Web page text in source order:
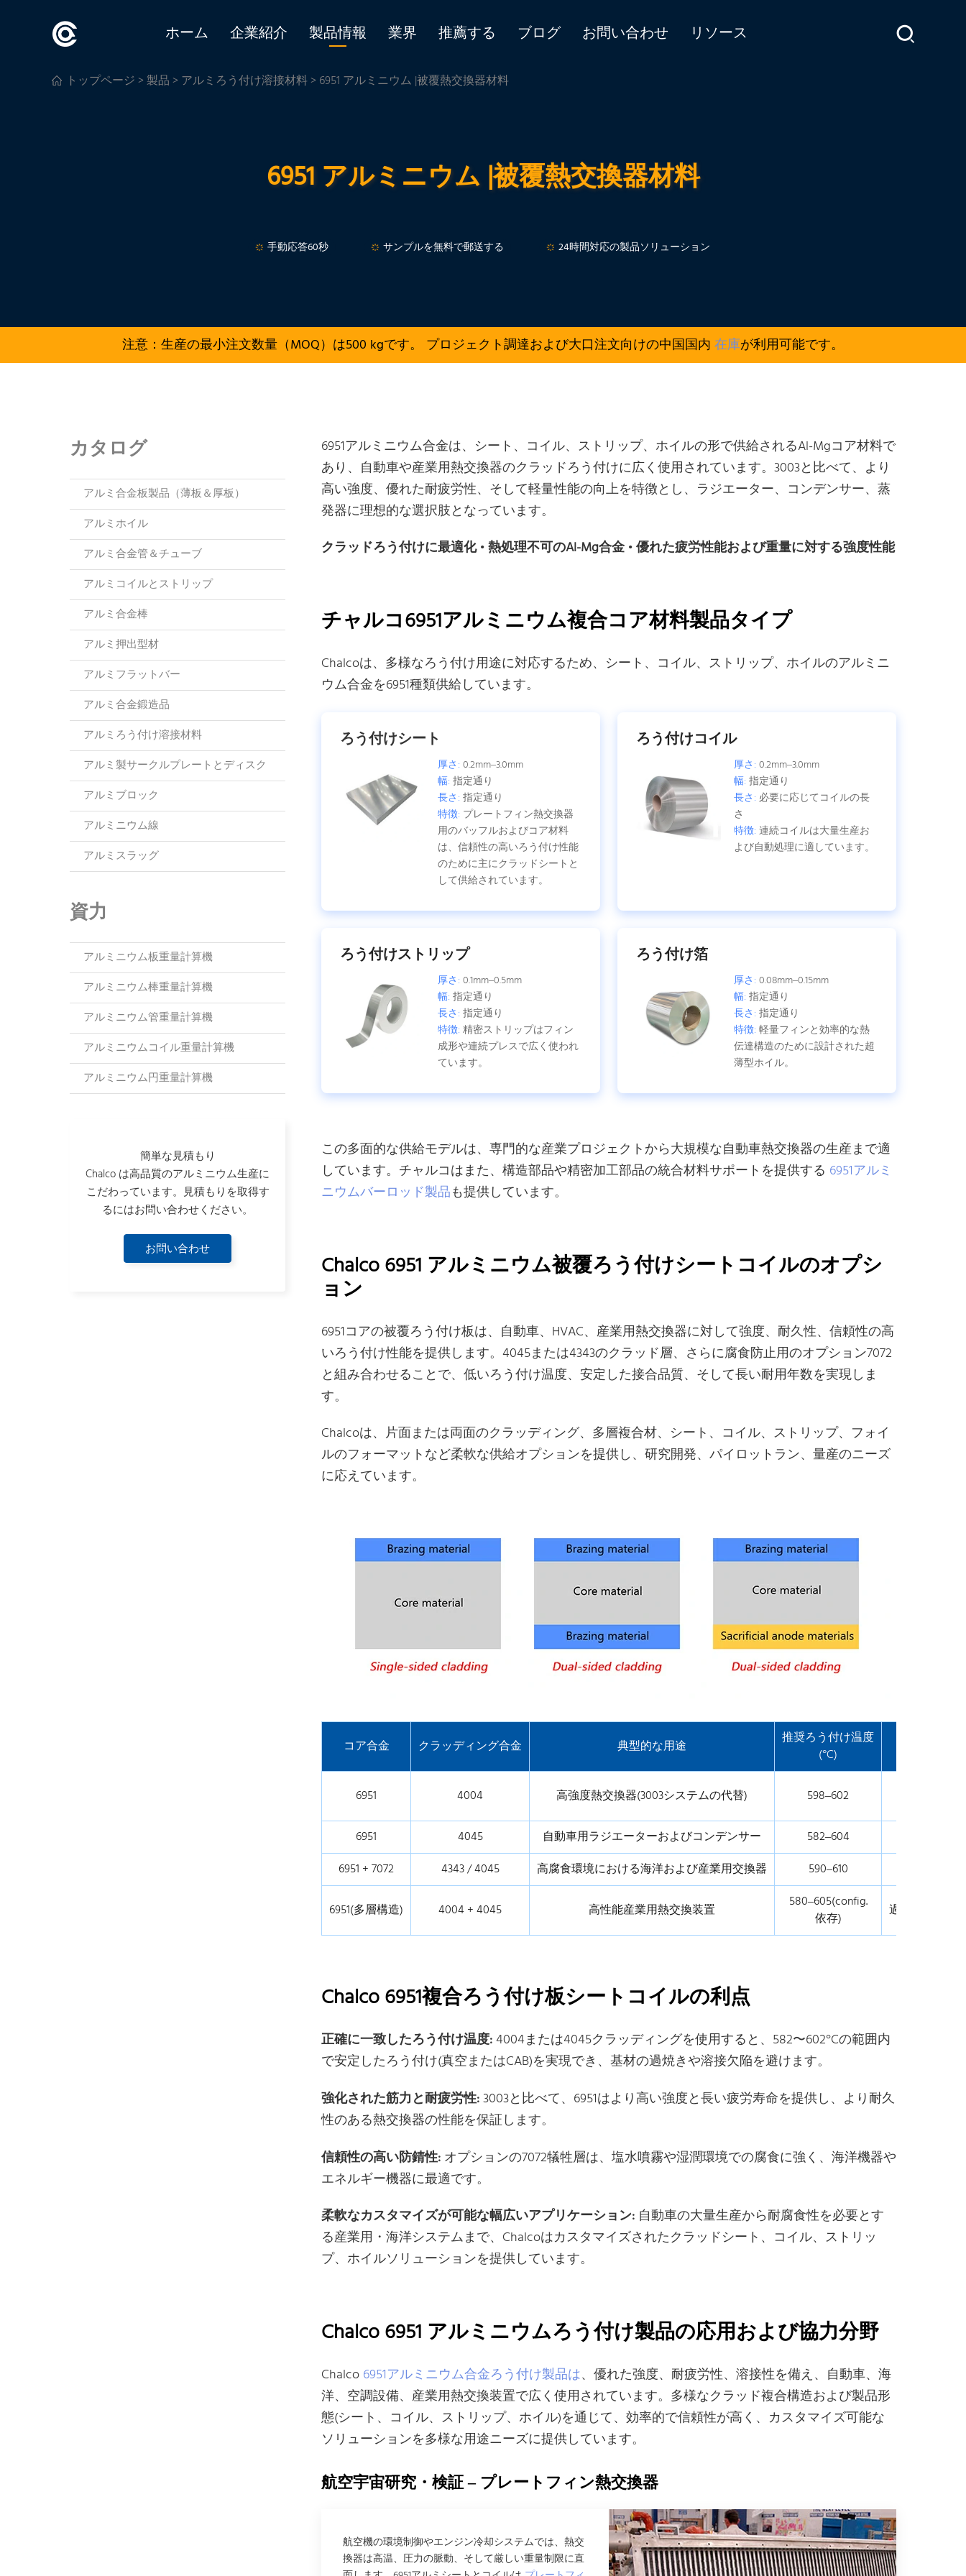
ホーム 企業紹介 製品情報 業界 推薦する ブログ お問い合わせ リソース
トップページ>製品>アルミろう付け溶接材料> 6951 アルミニウム |被覆熱交換器材料
6951 アルミニウム |被覆熱交換器材料
手動応答60秒 サンプルを無料で郵送する 24時間対応の製品ソリューション
注意：生産の最小注文数量（MOQ）は500 kgです。 プロジェクト調達および大口注文向けの中国国内 在庫が利用可能です。
カタログ
アルミ合金板製品（薄板＆厚板）
アルミホイル
アルミ合金管＆チューブ
アルミコイルとストリップ
アルミ合金棒
アルミ押出型材
アルミフラットバー
アルミ合金鍛造品
アルミろう付け溶接材料
アルミ製サークルプレートとディスク
アルミブロック
アルミニウム線
アルミスラッグ
資力
アルミニウム板重量計算機
アルミニウム棒重量計算機
アルミニウム管重量計算機
アルミニウムコイル重量計算機
アルミニウム円重量計算機
簡単な見積もり
Chalco は高品質のアルミニウム生産に
こだわっています。見積もりを取得す
るにはお問い合わせください。
お問い合わせ
6951アルミニウム合金は、シート、コイル、ストリップ、ホイルの形で供給されるAl-Mgコア材料で
あり、自動車や産業用熱交換器のクラッドろう付けに広く使用されています。3003と比べて、より
高い強度、優れた耐疲労性、そして軽量性能の向上を特徴とし、ラジエーター、コンデンサー、蒸
発器に理想的な選択肢となっています。
クラッドろう付けに最適化•熱処理不可のAl-Mg合金 •優れた疲労性能および重量に対する強度性能
チャルコ6951アルミニウム複合コア材料製品タイプ
Chalcoは、多様なろう付け用途に対応するため、シート、コイル、ストリップ、ホイルのアルミニ
ウム合金を6951種類供給しています。
ろう付けシート
厚さ: 0.2mm–3.0mm
幅: 指定通り
長さ: 指定通り
特徴: プレートフィン熱交換器
用のバッフルおよびコア材料
は、信頼性の高いろう付け性能
のために主にクラッドシートと
して供給されています。
ろう付けコイル
厚さ: 0.2mm–3.0mm
幅: 指定通り
長さ: 必要に応じてコイルの長
さ
特徴: 連続コイルは大量生産お
よび自動処理に適しています。
ろう付けストリップ
厚さ: 0.1mm–0.5mm
幅: 指定通り
長さ: 指定通り
特徴: 精密ストリップはフィン
成形や連続プレスで広く使われ
ています。
ろう付け箔
厚さ: 0.08mm–0.15mm
幅: 指定通り
長さ: 指定通り
特徴: 軽量フィンと効率的な熱
伝達構造のために設計された超
薄型ホイル。
この多面的な供給モデルは、専門的な産業プロジェクトから大規模な自動車熱交換器の生産まで適
しています。チャルコはまた、構造部品や精密加工部品の統合材料サポートを提供する 6951アルミ
ニウムバーロッド製品も提供しています。
Chalco 6951 アルミニウム被覆ろう付けシートコイルのオプシ
ョン
6951コアの被覆ろう付け板は、自動車、HVAC、産業用熱交換器に対して強度、耐久性、信頼性の高
いろう付け性能を提供します。4045または4343のクラッド層、さらに腐食防止用のオプション7072
と組み合わせることで、低いろう付け温度、安定した接合品質、そして長い耐用年数を実現しま
す。
Chalcoは、片面または両面のクラッディング、多層複合材、シート、コイル、ストリップ、フォイ
ルのフォーマットなど柔軟な供給オプションを提供し、研究開発、パイロットラン、量産のニーズ
に応えています。
コア合金 クラッディング合金 典型的な用途
推奨ろう付け温度
(°C)
6951 4004 高強度熱交換器(3003システムの代替) 598–602
6951
4045 自動車用ラジエーターおよびコンデンサー 582–604
6951 + 7072
4343 / 4045 高腐食環境における海洋および産業用交換器 590–610
6951(多層構造) 4004 + 4045 高性能産業用熱交換装置
580–605(config.
依存)
過酷な環境で
Chalco 6951複合ろう付け板シートコイルの利点
正確に一致したろう付け温度:4004または4045クラッディングを使用すると、582〜602°Cの範囲内
で安定したろう付け(真空またはCAB)を実現でき、基材の過焼きや溶接欠陥を避けます。
強化された筋力と耐疲労性:3003と比べて、6951はより高い強度と長い疲労寿命を提供し、より耐久
性のある熱交換器の性能を保証します。
信頼性の高い防錆性: オプションの7072犠牲層は、塩水噴霧や湿潤環境での腐食に強く、海洋機器や
エネルギー機器に最適です。
柔軟なカスタマイズが可能な幅広いアプリケーション: 自動車の大量生産から耐腐食性を必要とす
る産業用・海洋システムまで、Chalcoはカスタマイズされたクラッドシート、コイル、ストリッ
プ、ホイルソリューションを提供しています。
Chalco 6951 アルミニウムろう付け製品の応用および協力分野
Chalco 6951アルミニウム合金ろう付け製品は、優れた強度、耐疲労性、溶接性を備え、自動車、海
洋、空調設備、産業用熱交換装置で広く使用されています。多様なクラッド複合構造および製品形
態(シート、コイル、ストリップ、ホイル)を通じて、効率的で信頼性が高く、カスタマイズ可能な
ソリューションを多様な用途ニーズに提供しています。
航空宇宙研究・検証 – プレートフィン熱交換器
航空機の環境制御やエンジン冷却システムでは、熱交
換器は高温、圧力の脈動、そして厳しい重量制限に直